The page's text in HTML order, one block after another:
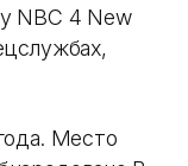
NBC 4 New
Место